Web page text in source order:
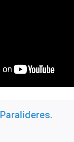
Paralideres.